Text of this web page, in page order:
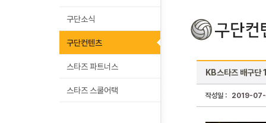
구단소식
구단컨텐츠
스타즈 파트너스
스타즈 스쿨어택
KB스타즈 배구
작성일 : 2019-